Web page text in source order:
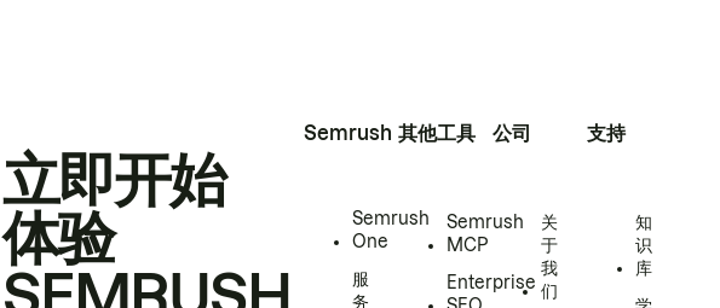
立即开始
体验
SEMRUSH
Semrush
Semrush
One
服
务
其他工具
Semrush
MCP
Enterprise
公司
关
于
我
们
支持
知
识
库